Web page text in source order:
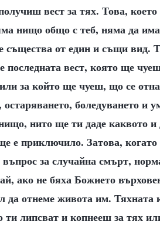
вест за тях. Това,
нищо общо с теб, няма да
същества от един и същи вид.
последната вест, която ще
за който ще чуеш, що се
остаряването, боледуването
нито ще ти даде каквото
е приключило. Затова,
въпрос за случайна смърт,
ако не бяха Божието
да отнеме живота им. Тяхната
липсват и копнееш за тях